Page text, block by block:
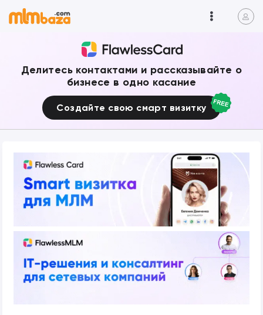
Делитесь контактами и рассказывайте о
бизнесе в одно касание
Создайте свою смарт визитку